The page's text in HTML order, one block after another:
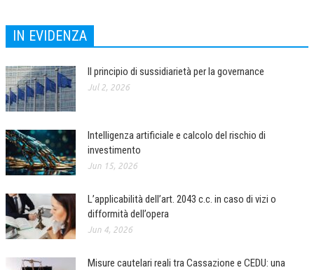
SICUREZZA SUL LAVORO
FISCO
DIRITTO TRIBUTARIO
FISCALITÀ INTERNAZIONALE
TAX RISK MANAGEMENT
CRIMINOLOGIA TRIBUTARIA
TRANSFER PRICING
PRASSI
AMMINISTRATIVA
IN EVIDENZA
Il principio di sussidiarietà per la governance
Jul 2, 2026
Intelligenza artificiale e calcolo del rischio di
investimento
Jun 15, 2026
L’applicabilità dell’art. 2043 c.c. in caso di vizi o
difformità dell’opera
Jun 4, 2026
Misure cautelari reali tra Cassazione e CEDU: una